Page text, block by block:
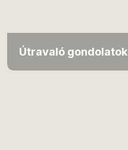
Útravaló gondolatok